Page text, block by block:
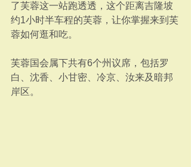
了芙蓉这一站跑透透，这个距离吉隆坡
约1小时半车程的芙蓉，让你掌握来到芙
蓉如何逛和吃。
芙蓉国会属下共有6个州议席，包括罗
白、沈香、小甘密、冷京、汝来及暗邦
岸区。